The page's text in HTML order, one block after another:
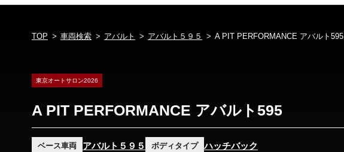
TOP 車両検索 アバルト アバルト５９５ A PIT PERFORMANCE アバルト595
東京オートサロン2026
A PIT PERFORMANCE アバルト595
ベース車両 アバルト５９５ ボディタイプ ハッチバック